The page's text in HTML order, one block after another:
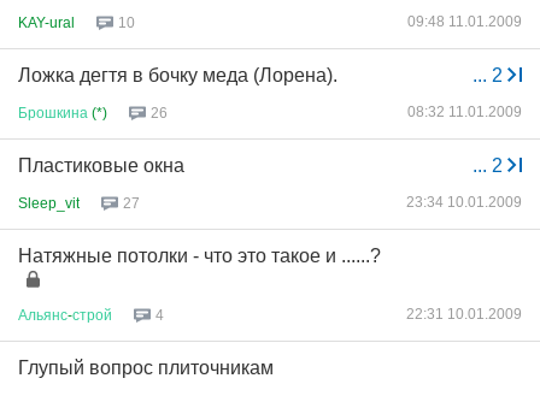
KAY-ural 10 09:48 11.01.2009
... 2
Ложка дегтя в бочку меда (Лорена).
Брошкина (*) 26 08:32 11.01.2009
... 2
Пластиковые окна
Sleep_vit 27 23:34 10.01.2009
Натяжные потолки - что это такое и ......?
Альянс-строй 4 22:31 10.01.2009
Глупый вопрос плиточникам